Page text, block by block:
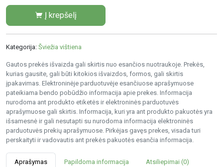
Į krepšelį
Kategorija: Šviežia vištiena
Gautos prekės išvaizda gali skirtis nuo esančios nuotraukoje. Prekės,
kurias gausite, gali būti kitokios išvaizdos, formos, gali skirtis
įpakavimas. Elektroninėje parduotuvėje esančiuose aprašymuose
pateikiama bendo pobūdžio informacija apie prekes. Informacija
nurodoma ant produkto etiketės ir elektroninės parduotuvės
aprašymuose gali skirtis. Informacija, kuri yra ant produkto pakuotės yra
išsamesnė ir gali nesutapti su nurodoma informacija elektroninės
parduotuvės prekių aprašymuose. Pirkėjas gavęs prekes, visada turi
perskaityti ir vadovautis ant prekės pakuotės esančia informacija.
Aprašymas Papildoma informacija Atsiliepimai (0)